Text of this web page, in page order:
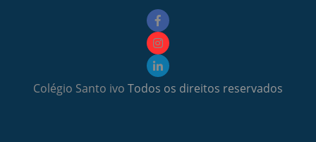
Colégio Santo ivo Todos os direitos reservados